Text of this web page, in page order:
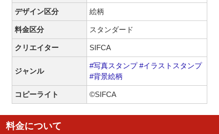
デザイン区分 絵柄
料金区分 スタンダード
クリエイター SIFCA
ジャンル
#写真スタンプ #イラストスタンプ
#背景絵柄
コピーライト ©SIFCA
料金について